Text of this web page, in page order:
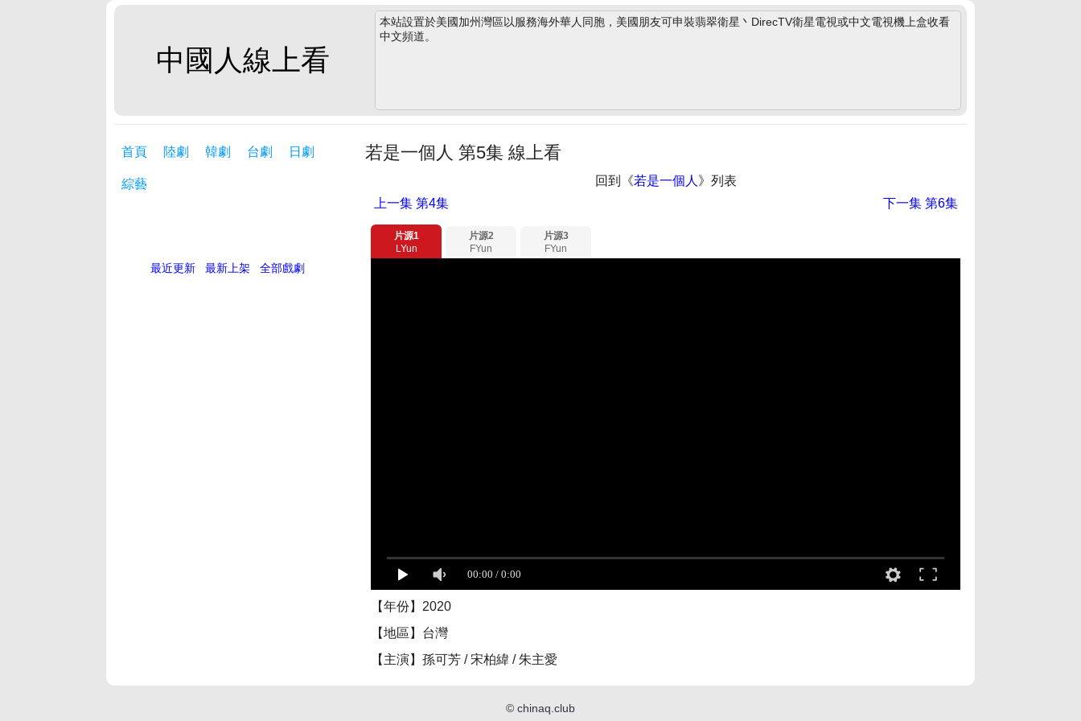
中國人線上看
本站設置於美國加州灣區以服務海外華人同胞，美國朋友可申裝翡翠衛星丶DirecTV衛星電視或中文電視機上盒收看
中文頻道。
首頁 陸劇 韓劇 台劇 日劇
綜藝
最近更新 最新上架 全部戲劇
若是一個人 第5集 線上看
回到《若是一個人 》列表
上一集 第4集 下一集第6集
片源1
LYun
片源2
FYun
片源3
FYun
【年份】2020
【地區】台灣
【主演】孫可芳 / 宋柏緯 / 朱主愛
© chinaq.club